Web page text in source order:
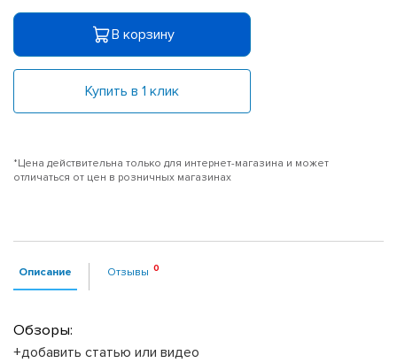
В корзину
Купить в 1 клик
*Цена действительна только для интернет-магазина и может
отличаться от цен в розничных магазинах
Описание Отзывы
Обзоры:
+добавить статью или видео